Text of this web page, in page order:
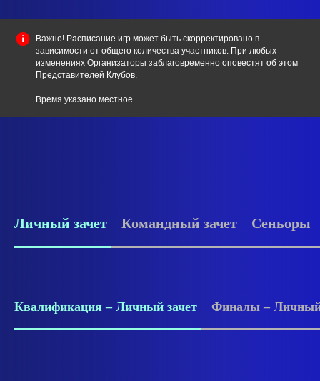
Важно! Расписание игр может быть скорректировано в
зависимости от общего количества участников. При любых
изменениях Организаторы заблаговременно оповестят об этом
Представителей Клубов.
Время указано местное.
Личный зачет Командный зачет Сеньоры
Квалификация – Личный зачет Финалы – Личный